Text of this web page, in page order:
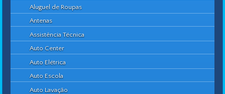
Aluguel de Roupas
Antenas
Assistência Técnica
Auto Center
Auto Elétrica
Auto Escola
Auto Lavação